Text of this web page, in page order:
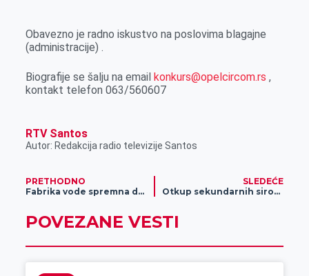
Obavezno je radno iskustvo na poslovima blagajne
(administracije) .
Biografije se šalju na email konkurs@opelcircom.rs ,
kontakt telefon 063/560607
RTV Santos
Autor: Redakcija radio televizije Santos
PRETHODNO
Fabrika vode spremna da u petak preuzme vodosnabdevanje grada
SLEDEĆE
Otkup sekundarnih sirovina u firmi „Eko metal stil“
POVEZANE VESTI